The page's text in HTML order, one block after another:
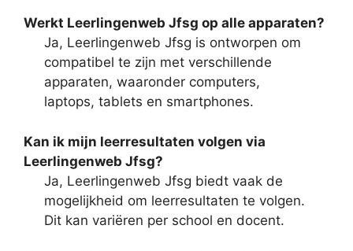
Werkt Leerlingenweb Jfsg op alle apparaten?
Ja, Leerlingenweb Jfsg is ontworpen om
compatibel te zijn met verschillende
apparaten, waaronder computers,
laptops, tablets en smartphones.
Kan ik mijn leerresultaten volgen via
Leerlingenweb Jfsg?
Ja, Leerlingenweb Jfsg biedt vaak de
mogelijkheid om leerresultaten te volgen.
Dit kan variëren per school en docent.